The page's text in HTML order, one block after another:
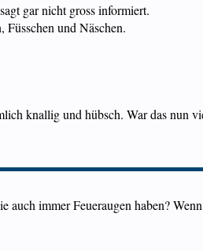
gar nicht gross informiert.
und Näschen.
knallig und hübsch. War das nun
auch immer Feueraugen haben?